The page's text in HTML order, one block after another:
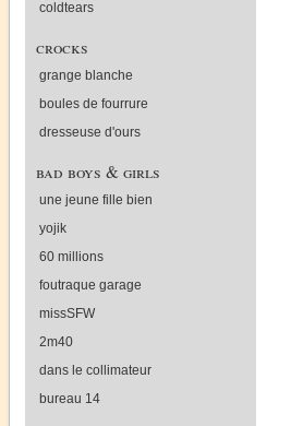
coldtears
crocks
grange blanche
boules de fourrure
dresseuse d'ours
bad boys & girls
une jeune fille bien
yojik
60 millions
foutraque garage
missSFW
2m40
dans le collimateur
bureau 14